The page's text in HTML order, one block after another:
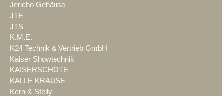
Jericho Gehäuse
JTE
JTS
K.M.E.
K24 Technik & Vertrieb GmbH
Kaiser Showtechnik
KAISERSCHOTE
KALLE KRAUSE
Kern & Stelly